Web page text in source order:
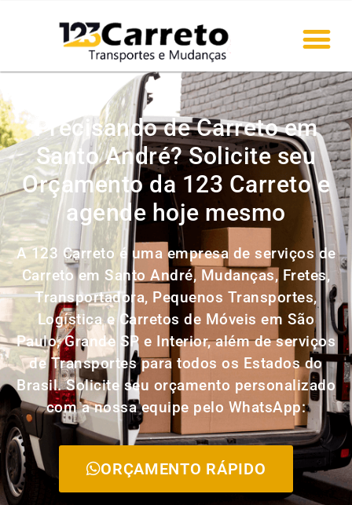
Precisando de Carreto em
Santo André? Solicite seu
Orçamento da 123 Carreto e
agende hoje mesmo
A 123 Carreto é uma empresa de serviços de
Carreto em Santo André, Mudanças, Fretes,
Transportadora, Pequenos Transportes,
Logística e Carretos de Móveis em São
Paulo, Grande SP e Interior, além de serviços
de Transportes para todos os Estados do
Brasil. Solicite seu orçamento personalizado
com a nossa equipe pelo WhatsApp:
ORÇAMENTO RÁPIDO